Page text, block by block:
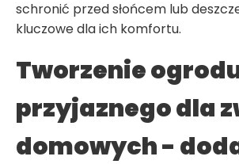
schronić przed słońcem lub
kluczowe dla ich komfortu.
Tworzenie
przyjaznego dla
domowych -